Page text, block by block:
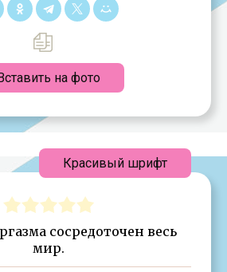
на фото
сосредоточен весь
мир.
Красивый шрифт